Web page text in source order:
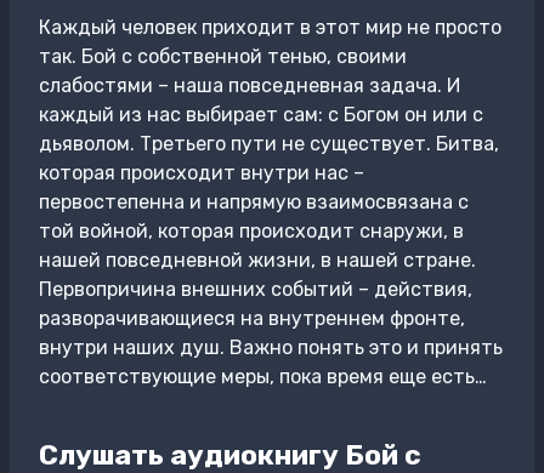
Каждый человек приходит в этот мир не просто
так. Бой с собственной тенью, своими
слабостями – наша повседневная задача. И
каждый из нас выбирает сам: с Богом он или с
дьяволом. Третьего пути не существует. Битва,
которая происходит внутри нас –
первостепенна и напрямую взаимосвязана с
той войной, которая происходит снаружи, в
нашей повседневной жизни, в нашей стране.
Первопричина внешних событий – действия,
разворачивающиеся на внутреннем фронте,
внутри наших душ. Важно понять это и принять
соответствующие меры, пока время еще есть…
Слушать аудиокнигу Бой с